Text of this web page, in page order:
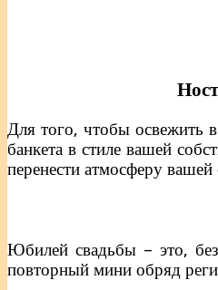
Для того, чтобы освежить
банкета в стиле вашей
перенести атмосферу
Юбилей свадьбы – это,
повторный мини обряд